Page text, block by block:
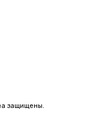
защищены.